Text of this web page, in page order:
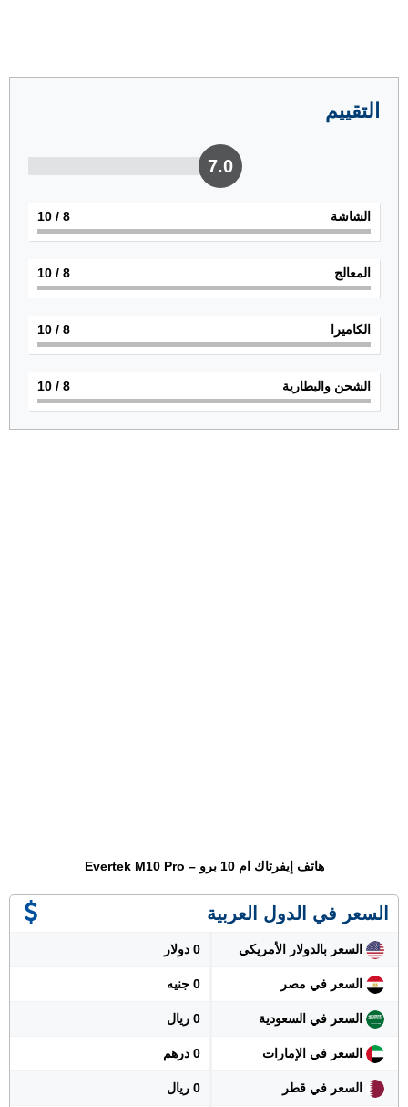
التقييم
7.0
الشاشة 8
/ 10
المعالج 8
/ 10
الكاميرا 8
/ 10
الشحن والبطارية 8
/ 10
هاتف إيفرتاك ام 10 برو – Evertek M10 Pro
السعر في الدول العربية
السعر بالدولار الأمريكي 0 دولار
السعر في مصر 0 جنيه
السعر في السعودية 0 ريال
السعر في الإمارات 0 درهم
السعر في قطر 0 ريال